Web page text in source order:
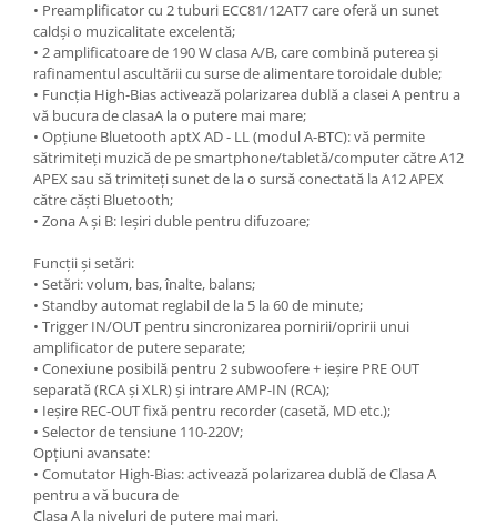
• Preamplificator cu 2 tuburi ECC81/12AT7 care oferă un sunet
caldși o muzicalitate excelentă;
• 2 amplificatoare de 190 W clasa A/B, care combină puterea și
rafinamentul ascultării cu surse de alimentare toroidale duble;
• Funcția High-Bias activează polarizarea dublă a clasei A pentru a
vă bucura de clasaA la o putere mai mare;
• Opțiune Bluetooth aptX AD - LL (modul A-BTC): vă permite
sătrimiteți muzică de pe smartphone/tabletă/computer către A12
APEX sau să trimiteți sunet de la o sursă conectată la A12 APEX
către căști Bluetooth;
• Zona A și B: Ieșiri duble pentru difuzoare;
Funcții și setări:
• Setări: volum, bas, înalte, balans;
• Standby automat reglabil de la 5 la 60 de minute;
• Trigger IN/OUT pentru sincronizarea pornirii/opririi unui
amplificator de putere separate;
• Conexiune posibilă pentru 2 subwoofere + ieșire PRE OUT
separată (RCA și XLR) și intrare AMP-IN (RCA);
• Ieșire REC-OUT fixă ​​pentru recorder (casetă, MD etc.);
• Selector de tensiune 110-220V;
Opțiuni avansate:
• Comutator High-Bias: activează polarizarea dublă de Clasa A
pentru a vă bucura de
Clasa A la niveluri de putere mai mari.